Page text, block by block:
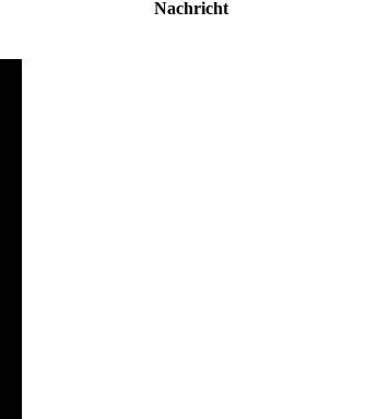
Nachricht